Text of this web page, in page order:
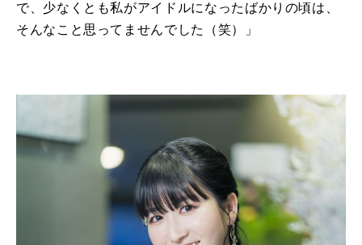
で、少なくとも私がアイドルになったばかりの頃は、
そんなこと思ってませんでした（笑）」